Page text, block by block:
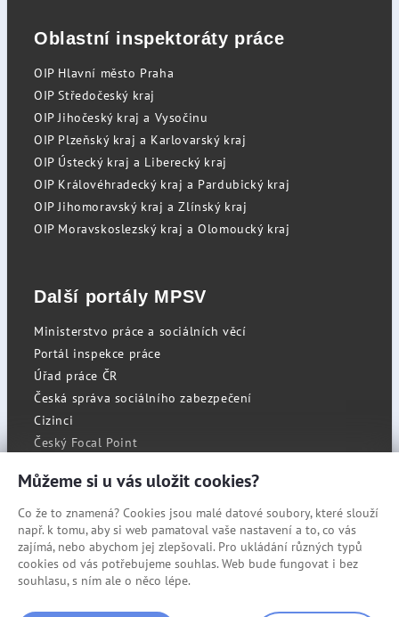
Oblastní inspektoráty práce
OIP Hlavní město Praha
OIP Středočeský kraj
OIP Jihočeský kraj a Vysočinu
OIP Plzeňský kraj a Karlovarský kraj
OIP Ústecký kraj a Liberecký kraj
OIP Královéhradecký kraj a Pardubický kraj
OIP Jihomoravský kraj a Zlínský kraj
OIP Moravskoslezský kraj a Olomoucký kraj
Další portály MPSV
Ministerstvo práce a sociálních věcí
Portál inspekce práce
Úřad práce ČR
Česká správa sociálního zabezpečení
Cizinci
Český Focal Point
RSS
Cookies
Prohlášení o přístupnosti
Mapa stránek
Můžeme si u vás uložit cookies?
Co že to znamená? Cookies jsou malé datové soubory, které slouží
např. k tomu, aby si web pamatoval vaše nastavení a to, co vás
zajímá, nebo abychom jej zlepšovali. Pro ukládání různých typů
cookies od vás potřebujeme souhlas. Web bude fungovat i bez
souhlasu, s ním ale o něco lépe.